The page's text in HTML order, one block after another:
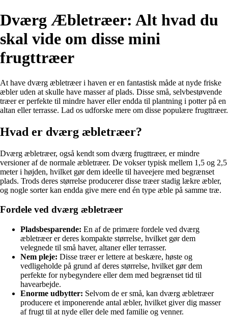
Dværg Æbletræer: Alt hvad du
skal vide om disse mini
frugttræer
At have dværg æbletræer i haven er en fantastisk måde at nyde friske
æbler uden at skulle have masser af plads. Disse små, selvbestøvende
træer er perfekte til mindre haver eller endda til plantning i potter på en
altan eller terrasse. Lad os udforske mere om disse populære frugttræer.
Hvad er dværg æbletræer?
Dværg æbletræer, også kendt som dværg frugttræer, er mindre
versioner af de normale æbletræer. De vokser typisk mellem 1,5 og 2,5
meter i højden, hvilket gør dem ideelle til haveejere med begrænset
plads. Trods deres størrelse producerer disse træer stadig lækre æbler,
og nogle sorter kan endda give mere end én type æble på samme træ.
Fordele ved dværg æbletræer
Pladsbesparende: En af de primære fordele ved dværg
æbletræer er deres kompakte størrelse, hvilket gør dem
velegnede til små haver, altaner eller terrasser.
Nem pleje: Disse træer er lettere at beskære, høste og
vedligeholde på grund af deres størrelse, hvilket gør dem
perfekte for nybegyndere eller dem med begrænset tid til
havearbejde.
Enorme udbytter: Selvom de er små, kan dværg æbletræer
producere et imponerende antal æbler, hvilket giver dig masser
af frugt til at nyde eller dele med familie og venner.